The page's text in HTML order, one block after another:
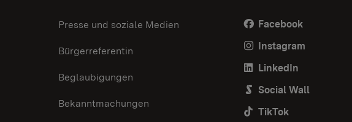
Presse und soziale Medien
Bürgerreferentin
Beglaubigungen
Bekanntmachungen
Facebook
Instagram
LinkedIn
Social Wall
TikTok